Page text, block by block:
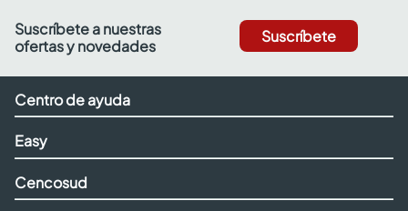
Suscríbete a nuestras
ofertas y novedades
Suscríbete
Centro de ayuda
Easy
Cencosud